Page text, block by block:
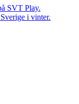
SVT Play.
i vinter.